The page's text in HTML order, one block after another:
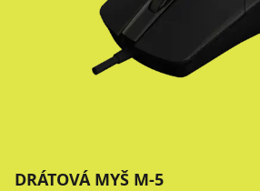
DRÁTOVÁ MYŠ M-5